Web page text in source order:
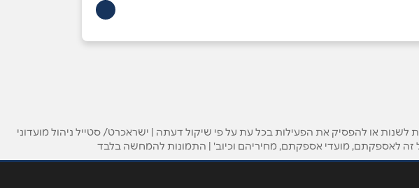
או להפסיק את הפעילות בכל עת על פי שיקול דעתה | ישראכרט/ סטייל ניהול מועדוני
זה לאספקתם, מועדי אספקתם, מחיריהם וכיוב' | התמונות להמחשה בלבד